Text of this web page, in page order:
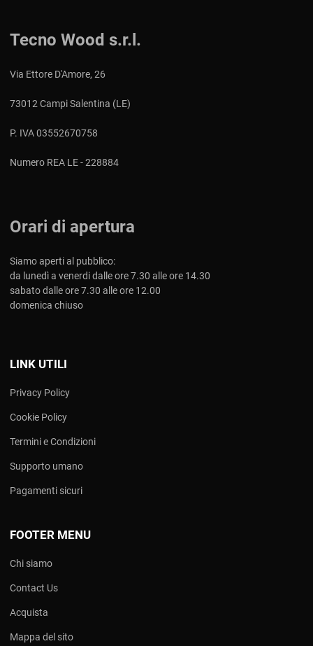
Tecno Wood s.r.l.
Via Ettore D'Amore, 26
73012 Campi Salentina (LE)
P. IVA 03552670758
Numero REA LE - 228884
Orari di apertura
Siamo aperti al pubblico:
da lunedì a venerdi dalle ore 7.30 alle ore 14.30
sabato dalle ore 7.30 alle ore 12.00
domenica chiuso
LINK UTILI
Privacy Policy
Cookie Policy
Termini e Condizioni
Supporto umano
Pagamenti sicuri
FOOTER MENU
Chi siamo
Contact Us
Acquista
Mappa del sito